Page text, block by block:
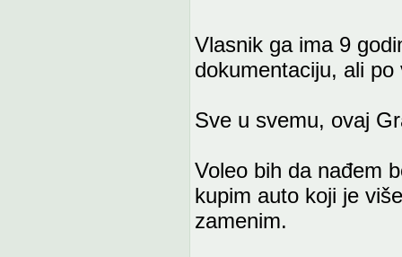
Vlasnik ga ima 9
dokumentaciju, ali
Sve u svemu, ovaj
Voleo bih da nađem
kupim auto koji je
zamenim.